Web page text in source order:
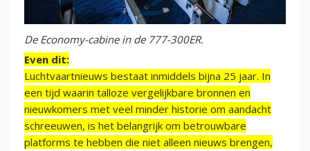
De Economy-cabine in de 777-300ER.
Even dit:
Luchtvaartnieuws bestaat inmiddels bijna 25 jaar. In
een tijd waarin talloze vergelijkbare bronnen en
nieuwkomers met veel minder historie om aandacht
schreeuwen, is het belangrijk om betrouwbare
platforms te hebben die niet alleen nieuws brengen,